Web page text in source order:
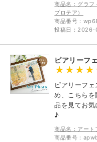
商品名：グラフ
プロテア）
商品番号：
投稿日：2026-
ピアリーフ
ピアリーフ
め、こちら
品を見てお
♪
商品名：アート
商品番号：